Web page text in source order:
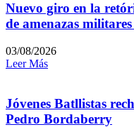
Nuevo giro en la
de amenazas
03/08/2026
Leer Más
Jóvenes Batllistas
Pedro Bordaberry